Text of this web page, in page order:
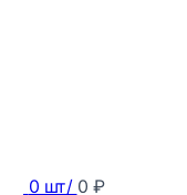
0 шт/ 0 ₽